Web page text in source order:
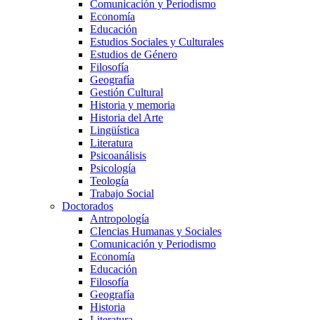
Comunicación y Periodismo
Economía
Educación
Estudios Sociales y Culturales
Estudios de Género
Filosofía
Geografía
Gestión Cultural
Historia y memoria
Historia del Arte
Lingüística
Literatura
Psicoanálisis
Psicología
Teología
Trabajo Social
Doctorados
Antropología
CIencias Humanas y Sociales
Comunicación y Periodismo
Economía
Educación
Filosofía
Geografía
Historia